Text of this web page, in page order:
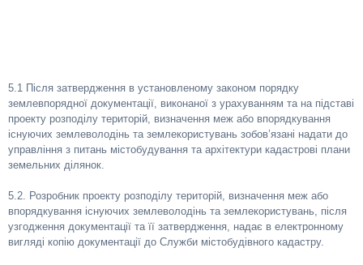
5.1 Після затвердження в установленому законом порядку
землевпорядної документації, виконаної з урахуванням та на підставі
проекту розподілу територій, визначення меж або впорядкування
існуючих землеволодінь та землекористувань зобов’язані надати до
управління з питань містобудування та архітектури кадастрові плани
земельних ділянок.
5.2. Розробник проекту розподілу територій, визначення меж або
впорядкування існуючих землеволодінь та землекористувань, після
узгодження документації та її затвердження, надає в електронному
вигляді копію документації до Служби містобудівного кадастру.